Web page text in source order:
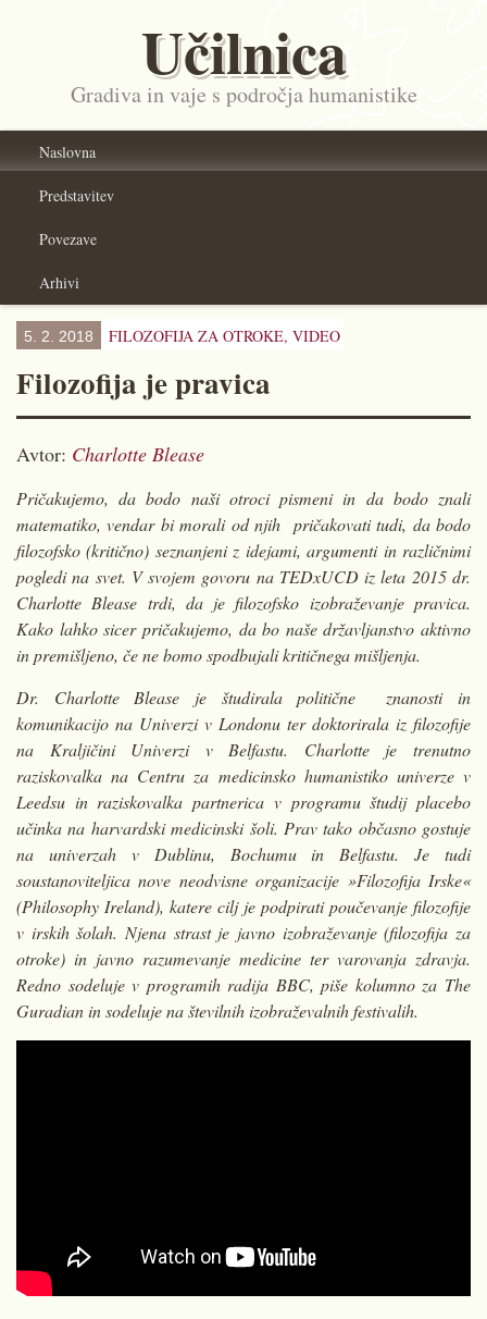
Učilnica
Gradiva in vaje s področja humanistike
Naslovna
Predstavitev
Povezave
Arhivi
5. 2. 2018 FILOZOFIJA ZA OTROKE, VIDEO
Filozofija je pravica
Avtor: Charlotte Blease
Pričakujemo, da bodo naši otroci pismeni in da bodo znali
matematiko, vendar bi morali od njih pričakovati tudi, da bodo
filozofsko (kritično) seznanjeni z idejami, argumenti in različnimi
pogledi na svet. V svojem govoru na TEDxUCD iz leta 2015 dr.
Charlotte Blease trdi, da je filozofsko izobraževanje pravica.
Kako lahko sicer pričakujemo, da bo naše državljanstvo aktivno
in premišljeno, če ne bomo spodbujali kritičnega mišljenja.
Dr. Charlotte Blease je študirala politične znanosti in
komunikacijo na Univerzi v Londonu ter doktorirala iz filozofije
na Kraljičini Univerzi v Belfastu. Charlotte je trenutno
raziskovalka na Centru za medicinsko humanistiko univerze v
Leedsu in raziskovalka partnerica v programu študij placebo
učinka na harvardski medicinski šoli. Prav tako občasno gostuje
na univerzah v Dublinu, Bochumu in Belfastu. Je tudi
soustanoviteljica nove neodvisne organizacije »Filozofija Irske«
(Philosophy Ireland), katere cilj je podpirati poučevanje filozofije
v irskih šolah. Njena strast je javno izobraževanje (filozofija za
otroke) in javno razumevanje medicine ter varovanja zdravja.
Redno sodeluje v programih radija BBC, piše kolumno za The
Guradian in sodeluje na številnih izobraževalnih festivalih.